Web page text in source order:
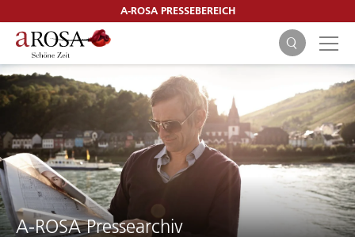
A-ROSA PRESSEBEREICH
SUCHEN
A-ROSA Pressearchiv